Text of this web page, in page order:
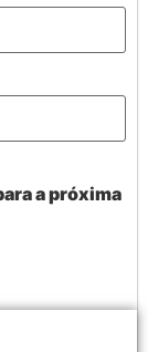
a próxima